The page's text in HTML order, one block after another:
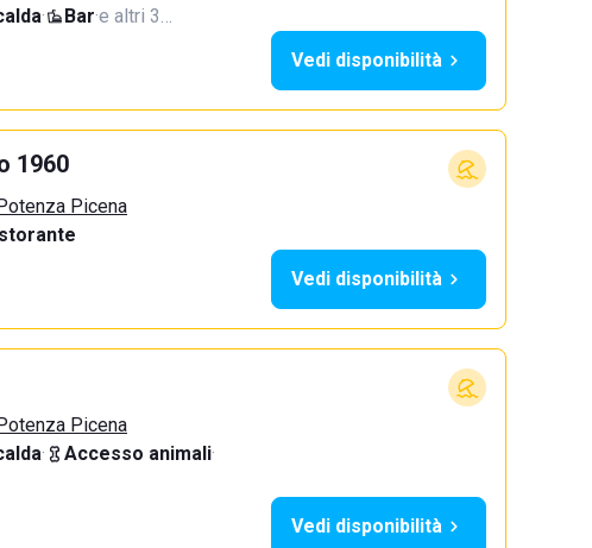
· Bar·e altri 3…
Vedi disponibilità
1960
Picena
Vedi disponibilità
Picena
· Accesso animali·
Vedi disponibilità